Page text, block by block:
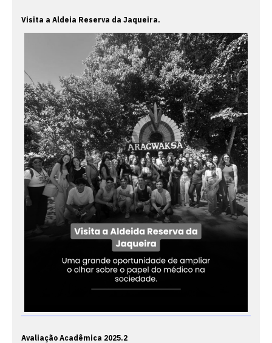
Visita a Aldeia Reserva da Jaqueira.
Avaliação Acadêmica 2025.2